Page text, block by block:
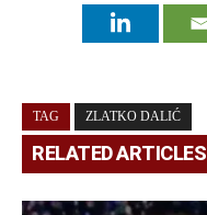
TAG ZLATKO DALIĆ
RELATED ARTICLES